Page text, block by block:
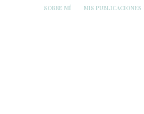
SOBRE MÍ MIS PUBLICACIONES